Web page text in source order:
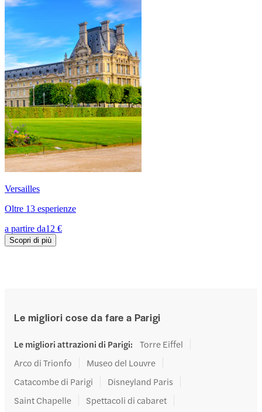
Versailles
Oltre 13 esperienze
a partire da12 €
Scopri di più
Le migliori cose da fare a Parigi
Le migliori attrazioni di Parigi:
Torre Eiffel
Arco di Trionfo
Museo del Louvre
Catacombe di Parigi
Disneyland Paris
Saint Chapelle
Spettacoli di cabaret